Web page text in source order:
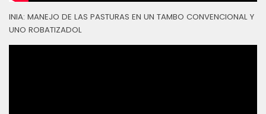
INIA: MANEJO DE LAS PASTURAS EN UN TAMBO CONVENCIONAL Y
UNO ROBATIZADOL